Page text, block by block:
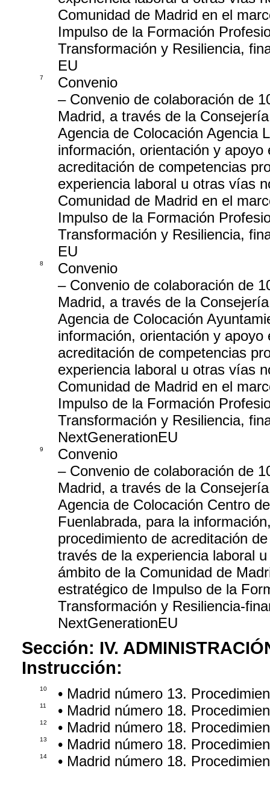
Comunidad de Madrid en el
Impulso de la Formación
Transformación y Resiliencia,
EU
7
Convenio
– Convenio de colaboración de
Madrid, a través de la
Agencia de Colocación Agencia
información, orientación y
acreditación de competencias
experiencia laboral u otras vías
Comunidad de Madrid en el
Impulso de la Formación
Transformación y Resiliencia,
EU
8
Convenio
– Convenio de colaboración de
Madrid, a través de la
Agencia de Colocación
información, orientación y
acreditación de competencias
experiencia laboral u otras vías
Comunidad de Madrid en el
Impulso de la Formación
Transformación y Resiliencia,
NextGenerationEU
9
Convenio
– Convenio de colaboración de
Madrid, a través de la
Agencia de Colocación Centro
Fuenlabrada, para la
procedimiento de acreditación
través de la experiencia laboral
ámbito de la Comunidad de
estratégico de Impulso de la
Transformación y Resiliencia-
NextGenerationEU
Sección: IV.
Instrucción:
10 • Madrid número 13.
11 • Madrid número 18.
12 • Madrid número 18.
13 • Madrid número 18.
14 • Madrid número 18.